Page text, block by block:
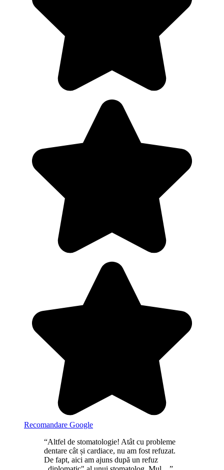
Recomandare Google
“Altfel de stomatologie! Atât cu probleme
dentare cât și cardiace, nu am fost refuzat.
De fapt, aici am ajuns după un refuz